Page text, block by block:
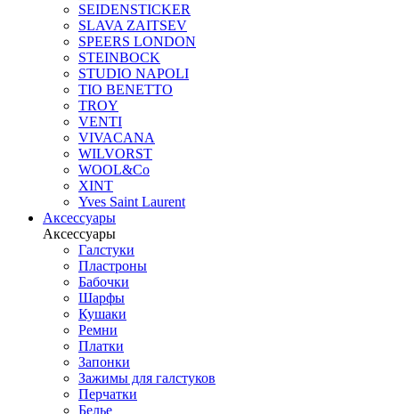
SEIDENSTICKER
SLAVA ZAITSEV
SPEERS LONDON
STEINBOCK
STUDIO NAPOLI
TIO BENETTO
TROY
VENTI
VIVACANA
WILVORST
WOOL&Co
XINT
Yves Saint Laurent
Аксессуары
Аксессуары
Галстуки
Пластроны
Бабочки
Шарфы
Кушаки
Ремни
Платки
Запонки
Зажимы для галстуков
Перчатки
Белье